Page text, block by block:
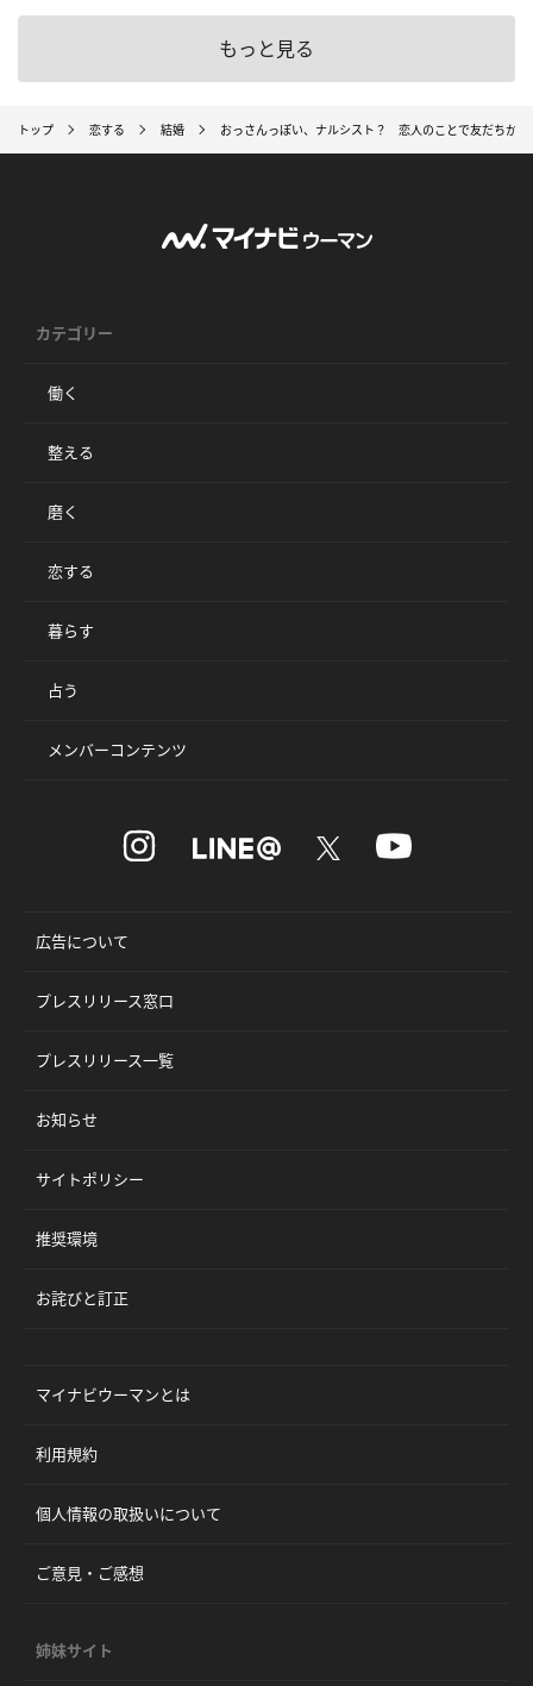
もっと見る
トップ 恋する 結婚 おっさんっぽい、ナルシスト？ 恋人のことで友だちか
カテゴリー
働く
整える
磨く
恋する
暮らす
占う
メンバーコンテンツ
広告について
プレスリリース窓口
プレスリリース一覧
お知らせ
サイトポリシー
推奨環境
お詫びと訂正
マイナビウーマンとは
利用規約
個人情報の取扱いについて
ご意見・ご感想
姉妹サイト